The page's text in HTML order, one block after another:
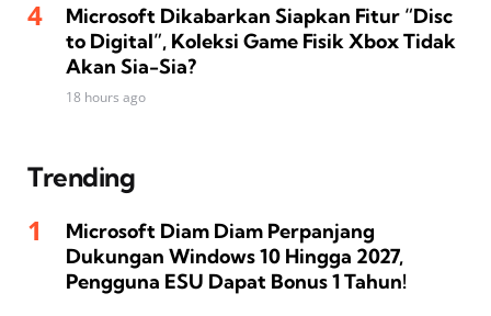
Microsoft Dikabarkan Siapkan Fitur “Disc
to Digital”, Koleksi Game Fisik Xbox Tidak
Akan Sia-Sia?
18 hours ago
Trending
Microsoft Diam Diam Perpanjang
Dukungan Windows 10 Hingga 2027,
Pengguna ESU Dapat Bonus 1 Tahun!